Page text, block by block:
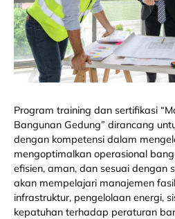
Program training dan sertifikasi
Bangunan Gedung” dirancang
dengan kompetensi dalam
mengoptimalkan operasional
efisien, aman, dan sesuai dengan
akan mempelajari manajemen
infrastruktur, pengelolaan energi,
kepatuhan terhadap peraturan